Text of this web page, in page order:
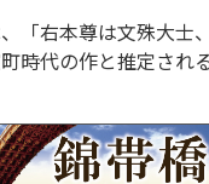
「右本尊は文殊大
時代の作と推定される